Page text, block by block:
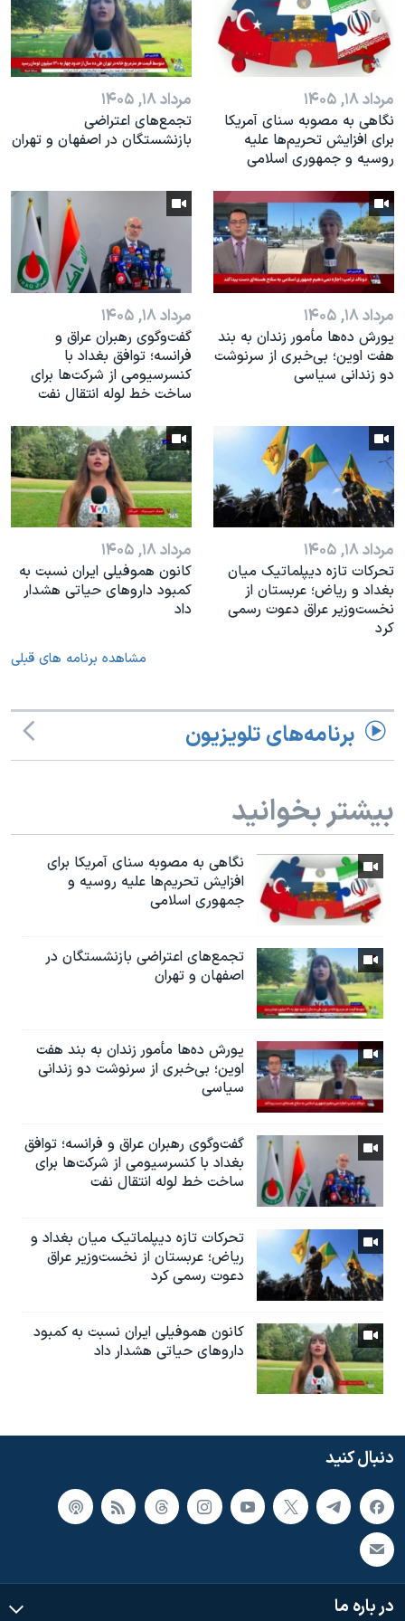
نرگس محمدی برنده جایزه نوبل صلح
همایش محافظه‌کاران آمریکا «سی‌پک»
صفحه‌های ویژه
سفر پرزیدنت ترامپ به چین
مرداد ۱۸, ۱۴۰۵
نگاهی به مصوبه سنای آمریکا
برای افزایش تحریم‌ها علیه
روسیه و جمهوری اسلامی
مرداد ۱۸, ۱۴۰۵
تجمع‌های اعتراضی
بازنشستگان در اصفهان و تهران
مرداد ۱۸, ۱۴۰۵
یورش ده‌ها مأمور زندان به بند
هفت اوین؛ بی‌خبری از سرنوشت
دو زندانی سیاسی
مرداد ۱۸, ۱۴۰۵
گفت‌وگوی رهبران عراق و
فرانسه؛ توافق بغداد با
کنسرسیومی از شرکت‌ها برای
ساخت خط لوله انتقال نفت
مرداد ۱۸, ۱۴۰۵
تحرکات تازه دیپلماتیک میان
بغداد و ریاض؛ عربستان از
نخست‌وزیر عراق دعوت رسمی
کرد
مرداد ۱۸, ۱۴۰۵
کانون هموفیلی ایران نسبت به
کمبود داروهای حیاتی هشدار
داد
مشاهده برنامه های قبلی
برنامه‌های تلویزیون
بیشتر بخوانید
نگاهی به مصوبه سنای آمریکا برای
افزایش تحریم‌ها علیه روسیه و
جمهوری اسلامی
تجمع‌های اعتراضی بازنشستگان در
اصفهان و تهران
یورش ده‌ها مأمور زندان به بند هفت
اوین؛ بی‌خبری از سرنوشت دو زندانی
سیاسی
گفت‌وگوی رهبران عراق و فرانسه؛ توافق
بغداد با کنسرسیومی از شرکت‌ها برای
ساخت خط لوله انتقال نفت
تحرکات تازه دیپلماتیک میان بغداد و
ریاض؛ عربستان از نخست‌وزیر عراق
دعوت رسمی کرد
کانون هموفیلی ایران نسبت به کمبود
داروهای حیاتی هشدار داد
دنبال کنید
در باره ما